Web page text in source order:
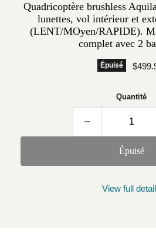
Quadricoptère brushless
lunettes, vol intérieur et
(LENT/MOyen/RAPIDE).
complet avec 2
Épuisé Prix
Quantité
Épuisé
View full